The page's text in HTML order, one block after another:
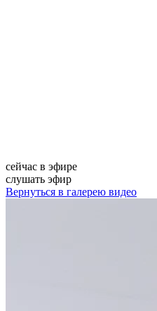
сейчас в эфире
слушать эфир
Вернуться в галерею видео